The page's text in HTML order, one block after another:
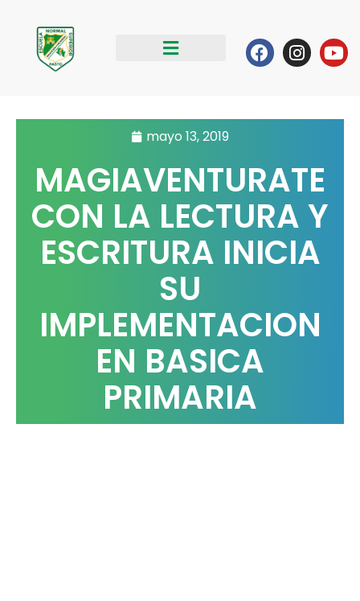
contenido
Facebook
mayo 13, 2019
MAGIAVENTURATE
CON LA LECTURA Y
ESCRITURA INICIA
SU
IMPLEMENTACION
EN BASICA
PRIMARIA